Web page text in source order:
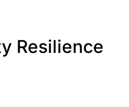
Resilience